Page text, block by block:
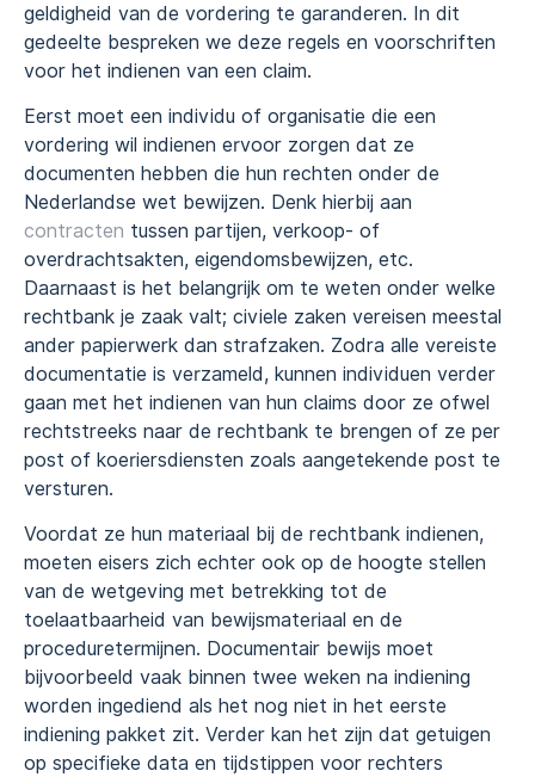
geldigheid van de vordering te garanderen. In dit
gedeelte bespreken we deze regels en voorschriften
voor het indienen van een claim.
Eerst moet een individu of organisatie die een
vordering wil indienen ervoor zorgen dat ze
documenten hebben die hun rechten onder de
Nederlandse wet bewijzen. Denk hierbij aan
contracten tussen partijen, verkoop- of
overdrachtsakten, eigendomsbewijzen, etc.
Daarnaast is het belangrijk om te weten onder welke
rechtbank je zaak valt; civiele zaken vereisen meestal
ander papierwerk dan strafzaken. Zodra alle vereiste
documentatie is verzameld, kunnen individuen verder
gaan met het indienen van hun claims door ze ofwel
rechtstreeks naar de rechtbank te brengen of ze per
post of koeriersdiensten zoals aangetekende post te
versturen.
Voordat ze hun materiaal bij de rechtbank indienen,
moeten eisers zich echter ook op de hoogte stellen
van de wetgeving met betrekking tot de
toelaatbaarheid van bewijsmateriaal en de
proceduretermijnen. Documentair bewijs moet
bijvoorbeeld vaak binnen twee weken na indiening
worden ingediend als het nog niet in het eerste
indiening pakket zit. Verder kan het zijn dat getuigen
op specifieke data en tijdstippen voor rechters